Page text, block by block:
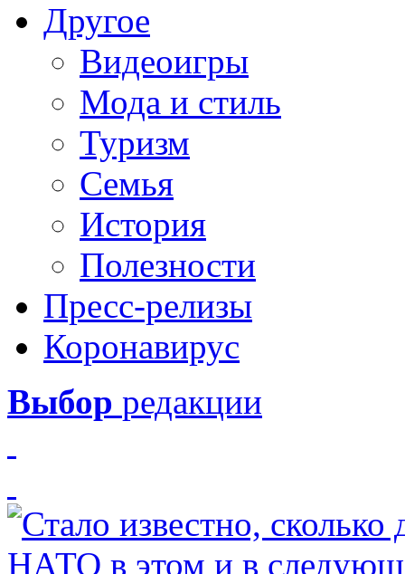
Другое
Видеоигры
Мода и стиль
Туризм
Семья
История
Полезности
Пресс-релизы
Коронавирус
Выбор редакции